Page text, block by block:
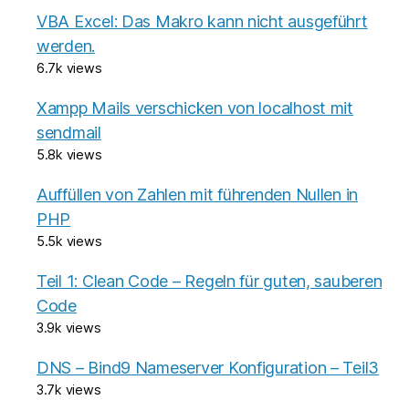
VBA Excel: Das Makro kann nicht ausgeführt
werden.
6.7k views
Xampp Mails verschicken von localhost mit
sendmail
5.8k views
Auffüllen von Zahlen mit führenden Nullen in
PHP
5.5k views
Teil 1: Clean Code – Regeln für guten, sauberen
Code
3.9k views
DNS – Bind9 Nameserver Konfiguration – Teil3
3.7k views